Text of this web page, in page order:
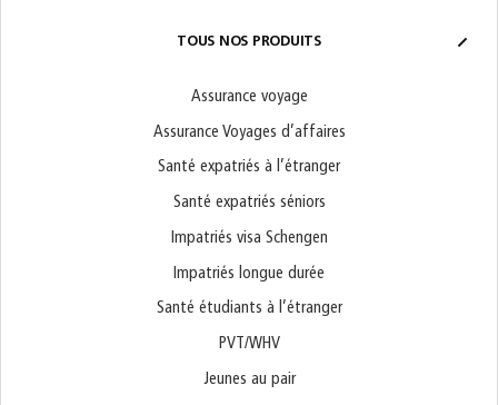
TOUS NOS PRODUITS
Assurance voyage
Assurance Voyages d’affaires
Santé expatriés à l’étranger
Santé expatriés séniors
Impatriés visa Schengen
Impatriés longue durée
Santé étudiants à l’étranger
PVT/WHV
Jeunes au pair